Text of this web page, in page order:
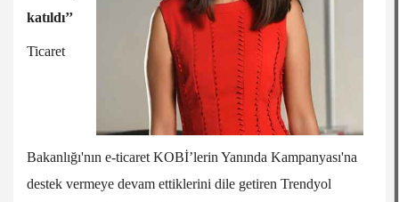
katıldı’’
Ticaret
Bakanlığı'nın e-ticaret KOBİ’lerin Yanında Kampanyası'na
destek vermeye devam ettiklerini dile getiren Trendyol